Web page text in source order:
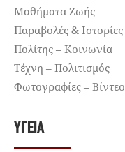
Μαθήματα Ζωής
Παραβολές & Ιστορίες
Πολίτης – Κοινωνία
Τέχνη – Πολιτισμός
Φωτογραφίες – Βίντεο
ΥΓΕΊΑ